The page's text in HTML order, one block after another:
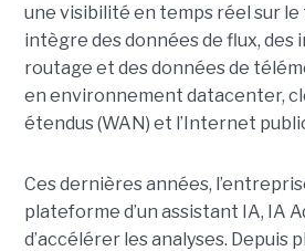
une visibilité en temps réel sur
intègre des données de flux, des
routage et des données de
en environnement datacenter,
étendus (WAN) et l’Internet
Ces dernières années,
plateforme d’un assistant IA, IA
d’accélérer les analyses. Depuis